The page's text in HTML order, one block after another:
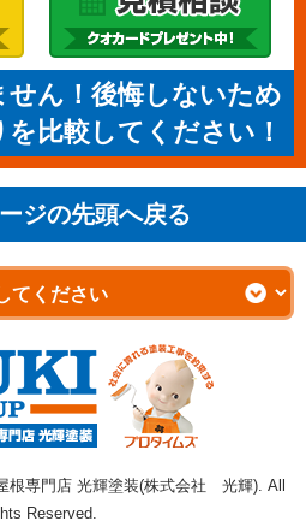
ん！後悔しないため
比較してください！
ジの先頭へ戻る
根専門店 光輝塗装(株式会社 光輝). All
Reserved.